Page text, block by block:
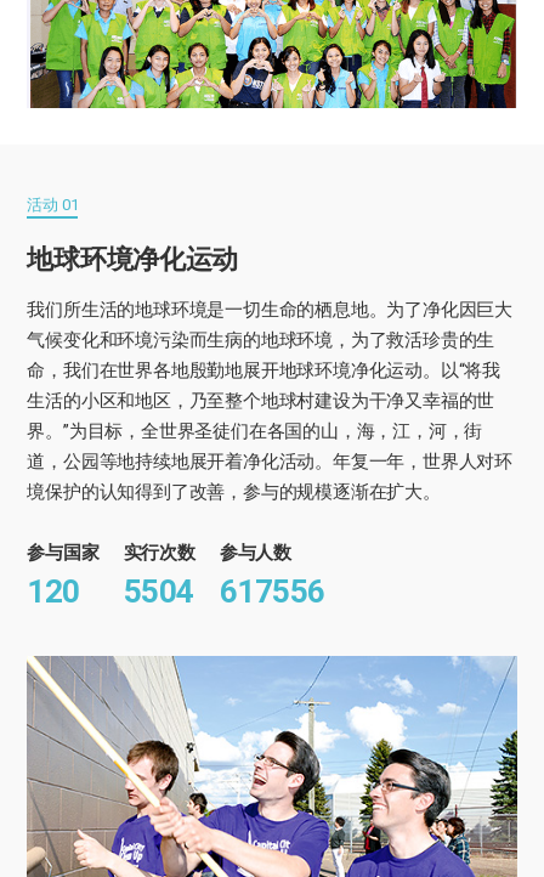
活动 01
地球环境净化运动
我们所生活的地球环境是一切生命的栖息地。为了净化因巨大
气候变化和环境污染而生病的地球环境，为了救活珍贵的生
命，我们在世界各地殷勤地展开地球环境净化运动。以“将我
生活的小区和地区，乃至整个地球村建设为干净又幸福的世
界。”为目标，全世界圣徒们在各国的山，海，江，河，街
道，公园等地持续地展开着净化活动。年复一年，世界人对环
境保护的认知得到了改善，参与的规模逐渐在扩大。
参与国家
120
实行次数
5504
参与人数
617556